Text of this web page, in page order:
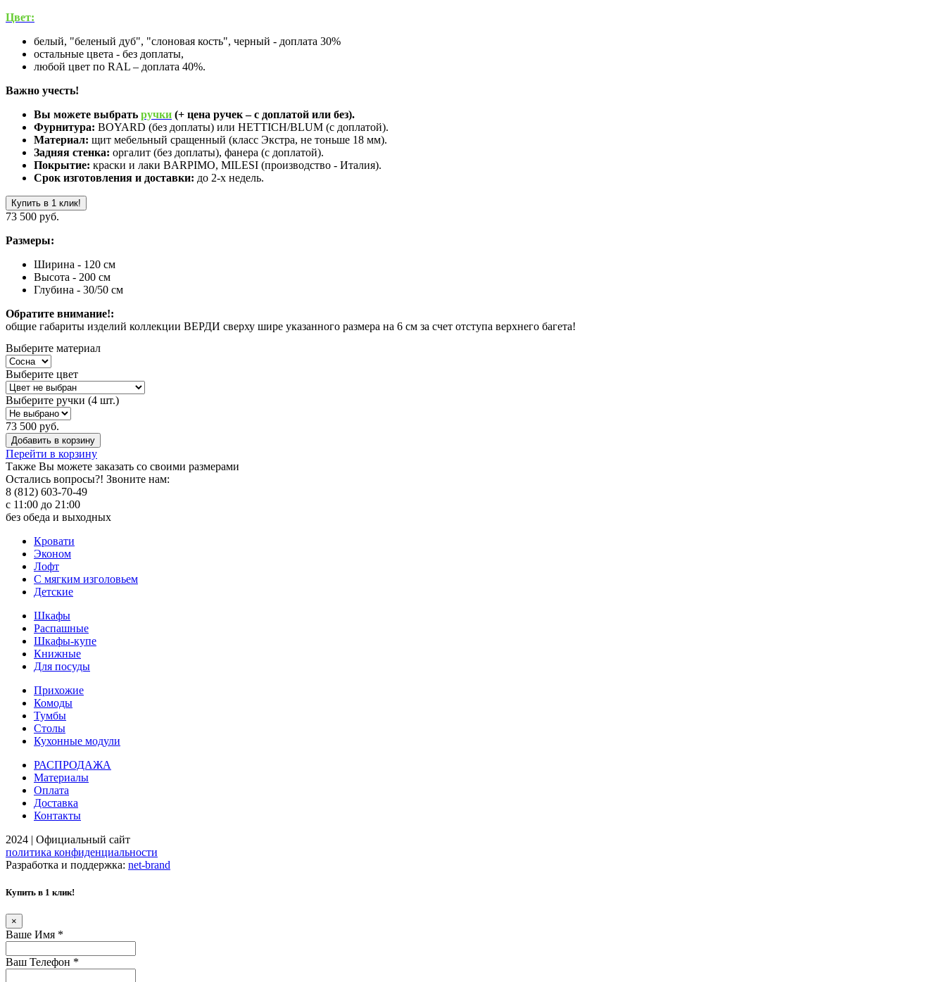
Цвет:
белый, "беленый дуб", "слоновая кость", черный - доплата 30%
остальные цвета - без доплаты,
любой цвет по RAL – доплата 40%.
Важно учесть!
Вы можете выбрать ручки (+ цена ручек – с доплатой или без).
Фурнитура: BOYARD (без доплаты) или HETTICH/BLUM (с доплатой).
Материал: щит мебельный сращенный (класс Экстра, не тоньше 18 мм).
Задняя стенка: оргалит (без доплаты), фанера (с доплатой).
Покрытие: краски и лаки BARPIMO, MILESI (производство - Италия).
Срок изготовления и доставки: до 2-х недель.
Купить в 1 клик!
73 500 руб.
Размеры:
Ширина - 120 см
Высота - 200 см
Глубина - 30/50 см
Обратите внимание!:
общие габариты изделий коллекции ВЕРДИ сверху шире указанного размера на 6 см за счет отступа верхнего багета!
Выберите материал
Выберите цвет
Выберите ручки (4 шт.)
73 500 руб.
Добавить в корзину
Перейти в корзину
Также Вы можете заказать со своими размерами
Остались вопросы?! Звоните нам:
8 (812) 603-70-49
с 11:00 до 21:00
без обеда и выходных
Кровати
Эконом
Лофт
С мягким изголовьем
Детские
Шкафы
Распашные
Шкафы-купе
Книжные
Для посуды
Прихожие
Комоды
Тумбы
Столы
Кухонные модули
РАСПРОДАЖА
Материалы
Оплата
Доставка
Контакты
2024 | Официальный сайт
политика конфиденциальности
Разработка и поддержка: net-brand
Купить в 1 клик!
×
Ваше Имя *
Ваш Телефон *